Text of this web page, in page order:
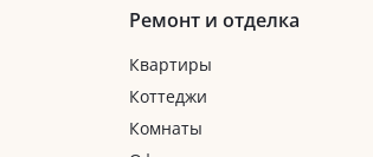
Ремонт и отделка
Квартиры
Коттеджи
Комнаты